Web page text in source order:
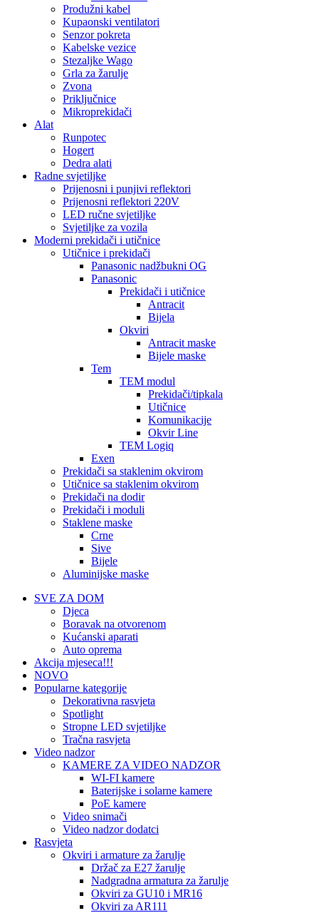
Produžni kabel
Kupaonski ventilatori
Senzor pokreta
Kabelske vezice
Stezaljke Wago
Grla za žarulje
Zvona
Priključnice
Mikroprekidači
Alat
Runpotec
Hogert
Dedra alati
Radne svjetiljke
Prijenosni i punjivi reflektori
Prijenosni reflektori 220V
LED ručne svjetiljke
Svjetiljke za vozila
Moderni prekidači i utičnice
Utičnice i prekidači
Panasonic nadžbukni OG
Panasonic
Prekidači i utičnice
Antracit
Bijela
Okviri
Antracit maske
Bijele maske
Tem
TEM modul
Prekidači/tipkala
Utičnice
Komunikacije
Okvir Line
TEM Logiq
Exen
Prekidači sa staklenim okvirom
Utičnice sa staklenim okvirom
Prekidači na dodir
Prekidači i moduli
Staklene maske
Crne
Sive
Bijele
Aluminijske maske
SVE ZA DOM
Djeca
Boravak na otvorenom
Kućanski aparati
Auto oprema
Akcija mjeseca!!!
NOVO
Popularne kategorije
Dekorativna rasvjeta
Spotlight
Stropne LED svjetiljke
Tračna rasvjeta
Video nadzor
KAMERE ZA VIDEO NADZOR
WI-FI kamere
Baterijske i solarne kamere
PoE kamere
Video snimači
Video nadzor dodatci
Rasvjeta
Okviri i armature za žarulje
Držač za E27 žarulje
Nadgradna armatura za žarulje
Okviri za GU10 i MR16
Okviri za AR111